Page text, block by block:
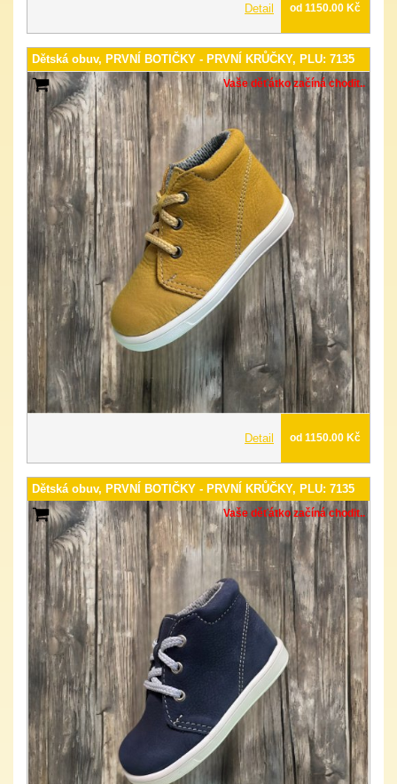
Detail od 1150.00 Kč
Dětská obuv, PRVNÍ BOTIČKY - PRVNÍ KRŮČKY, PLU: 7135
Vaše děťátko začíná chodit..
Detail od 1150.00 Kč
Dětská obuv, PRVNÍ BOTIČKY - PRVNÍ KRŮČKY, PLU: 7135
Vaše děťátko začíná chodit..